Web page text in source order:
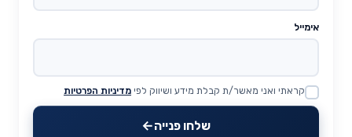
אימייל
Website
קראתי ואני מאשר/ת קבלת מידע ושיווק לפי מדיניות הפרטיות
שלחו פנייה